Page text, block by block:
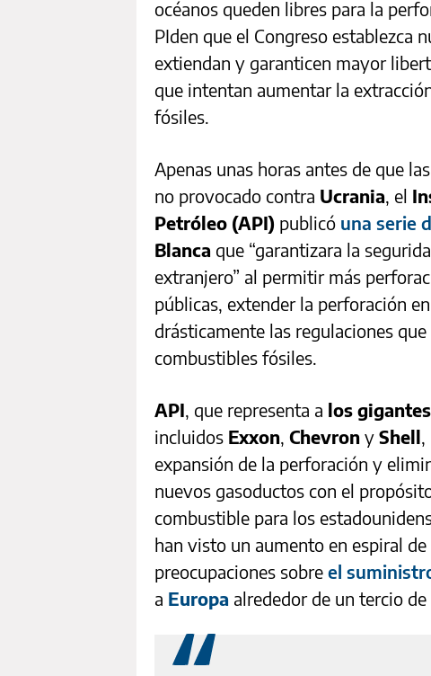
océanos queden libres para la
PIden que el Congreso establezca
extiendan y garanticen mayor
que intentan aumentar la
fósiles.
Apenas unas horas antes de que
no provocado contra Ucrania, el
Petróleo (API) publicó una serie
Blanca que “garantizara la
extranjero” al permitir más
públicas, extender la perforación
drásticamente las regulaciones
combustibles fósiles.
API, que representa a los
incluidos Exxon, Chevron y Shell,
expansión de la perforación y
nuevos gasoductos con el
combustible para los
han visto un aumento en espiral
preocupaciones sobre el
a Europa alrededor de un tercio de